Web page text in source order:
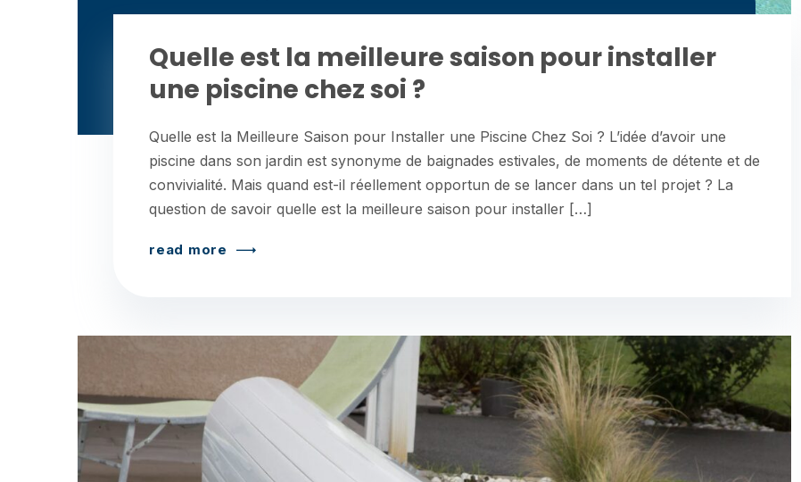
Quelle est la meilleure saison pour installer
une piscine chez soi ?
Quelle est la Meilleure Saison pour Installer une Piscine Chez Soi ? L’idée d’avoir une
piscine dans son jardin est synonyme de baignades estivales, de moments de détente et de
convivialité. Mais quand est-il réellement opportun de se lancer dans un tel projet ? La
question de savoir quelle est la meilleure saison pour installer […]
read more